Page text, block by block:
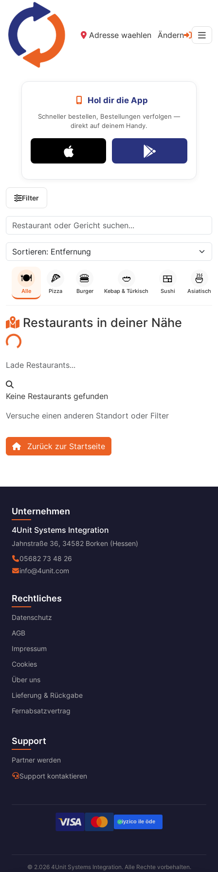
Adresse waehlen Ändern
Hol dir die App
Schneller bestellen, Bestellungen verfolgen —
direkt auf deinem Handy.
Filter
🍽️
Alle
🍕
Pizza
🍔
Burger
🥙
Kebap & Türkisch
🍱
Sushi
🍜
Asiatisch
Restaurants in deiner Nähe
Lade Restaurants...
Keine Restaurants gefunden
Versuche einen anderen Standort oder Filter
Zurück zur Startseite
Unternehmen
4Unit Systems Integration
Jahnstraße 36, 34582 Borken (Hessen)
05682 73 48 26
info@4unit.com
Rechtliches
Datenschutz
AGB
Impressum
Cookies
Über uns
Lieferung & Rückgabe
Fernabsatzvertrag
Support
Partner werden
Support kontaktieren
© 2.026 4Unit Systems Integration. Alle Rechte vorbehalten.